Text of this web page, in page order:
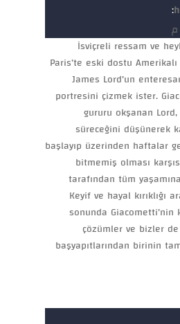
:
İsviçreli ressam ve
Paris’te eski dostu
James Lord’un
portresini çizmek ister.
gururu okşanan
süreceğini düşünerek
başlayıp üzerinden haftalar
bitmemiş olması
tarafından tüm
Keyif ve hayal kırıklığı
sonunda
çözümler ve bizler
başyapıtlarından birinin